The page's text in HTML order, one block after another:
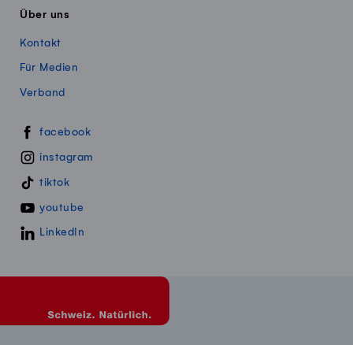
Über uns
Kontakt
Für Medien
Verband
Swissmillk auf Social Media
facebook
instagram
tiktok
youtube
LinkedIn